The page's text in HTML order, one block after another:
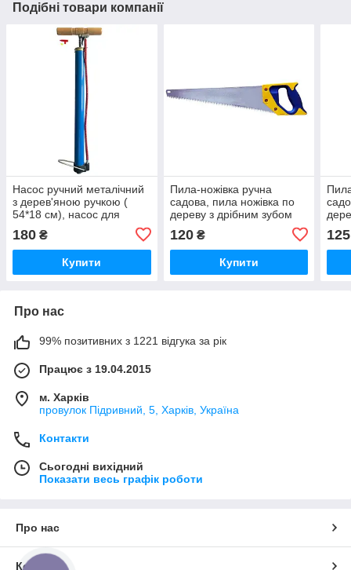
Подібні товари компанії
Насос ручний металічний
з дерев'яною ручкою (
54*18 см), насос для
веломотоколіс
180 ₴
Купити
Пила-ножівка ручна
садова, пила ножівка по
дереву з дрібним зубом
120₴
Купити
125
Про нас
99% позитивних з 1221 відгука за рік
Працює з 19.04.2015
м. Харків
провулок Підривний, 5, Харків, Україна
Контакти
Сьогодні вихідний
Показати весь графік роботи
Про нас
Контакти